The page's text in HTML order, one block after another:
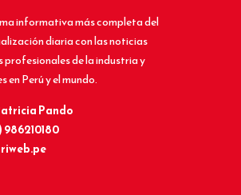
informativa más completa del
diaria con las noticias
profesionales de la industria y
en Perú y el mundo.
Pando
986210180